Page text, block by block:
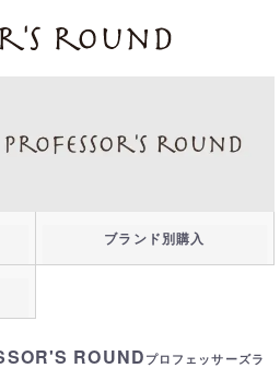
ンド
ブランド別購入
ROUNDプロフェッサーズラ